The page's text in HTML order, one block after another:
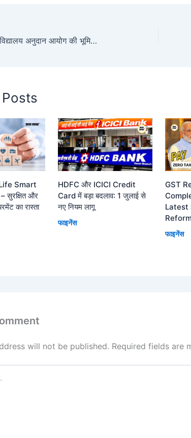
UGC क्या है और विश्वविद्यालय अनुदान आयोग की भूमिका क्यों है अहम
Smart
सुरक्षित और
का रास्ता
HDFC और ICICI Credit
Card में बड़ा बदलाव: 1 जुलाई से
नए नियम लागू
फाइनेंस
GST
Latest
फाइनेंस
will not be published. Required fields are